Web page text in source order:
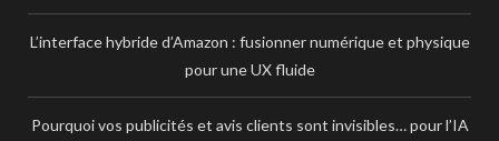
L’interface hybride d’Amazon : fusionner numérique et physique
pour une UX fluide
Pourquoi vos publicités et avis clients sont invisibles… pour l’IA